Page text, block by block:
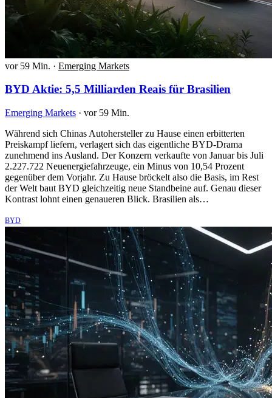
vor 59 Min. · Emerging Markets
BYD Aktie: 5,5 Milliarden Reais für Brasilien
Emerging Markets · vor 59 Min.
Während sich Chinas Autohersteller zu Hause einen erbitterten
Preiskampf liefern, verlagert sich das eigentliche BYD-Drama
zunehmend ins Ausland. Der Konzern verkaufte von Januar bis Juli
2.227.722 Neuenergiefahrzeuge, ein Minus von 10,54 Prozent
gegenüber dem Vorjahr. Zu Hause bröckelt also die Basis, im Rest
der Welt baut BYD gleichzeitig neue Standbeine auf. Genau dieser
Kontrast lohnt einen genaueren Blick. Brasilien als…
BYD